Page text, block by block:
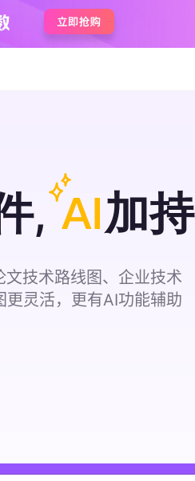
, 加持
技术路线图、企业技术
灵活，更有AI功能辅助